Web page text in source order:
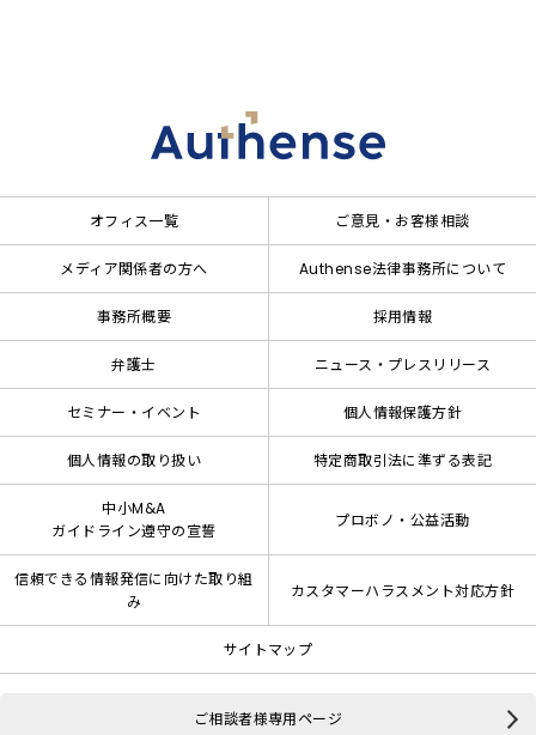
オフィス一覧 ご意見・お客様相談
メディア関係者の方へ Authense法律事務所について
事務所概要 採用情報
弁護士 ニュース・プレスリリース
セミナー・イベント 個人情報保護方針
個人情報の取り扱い 特定商取引法に準ずる表記
中小M&A
ガイドライン遵守の宣誓
プロボノ・公益活動
信頼できる情報発信に向けた取り組
み
カスタマーハラスメント対応方針
サイトマップ
ご相談者様専用ページ